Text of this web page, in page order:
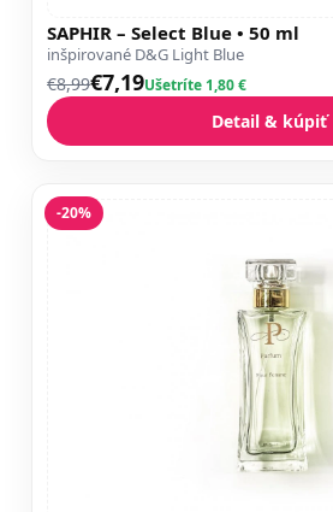
SAPHIR – Select Blue • 50 ml
inšpirované D&G Light Blue
€8,99€7,19Ušetríte 1,80 €
Detail & kúpiť
-20%